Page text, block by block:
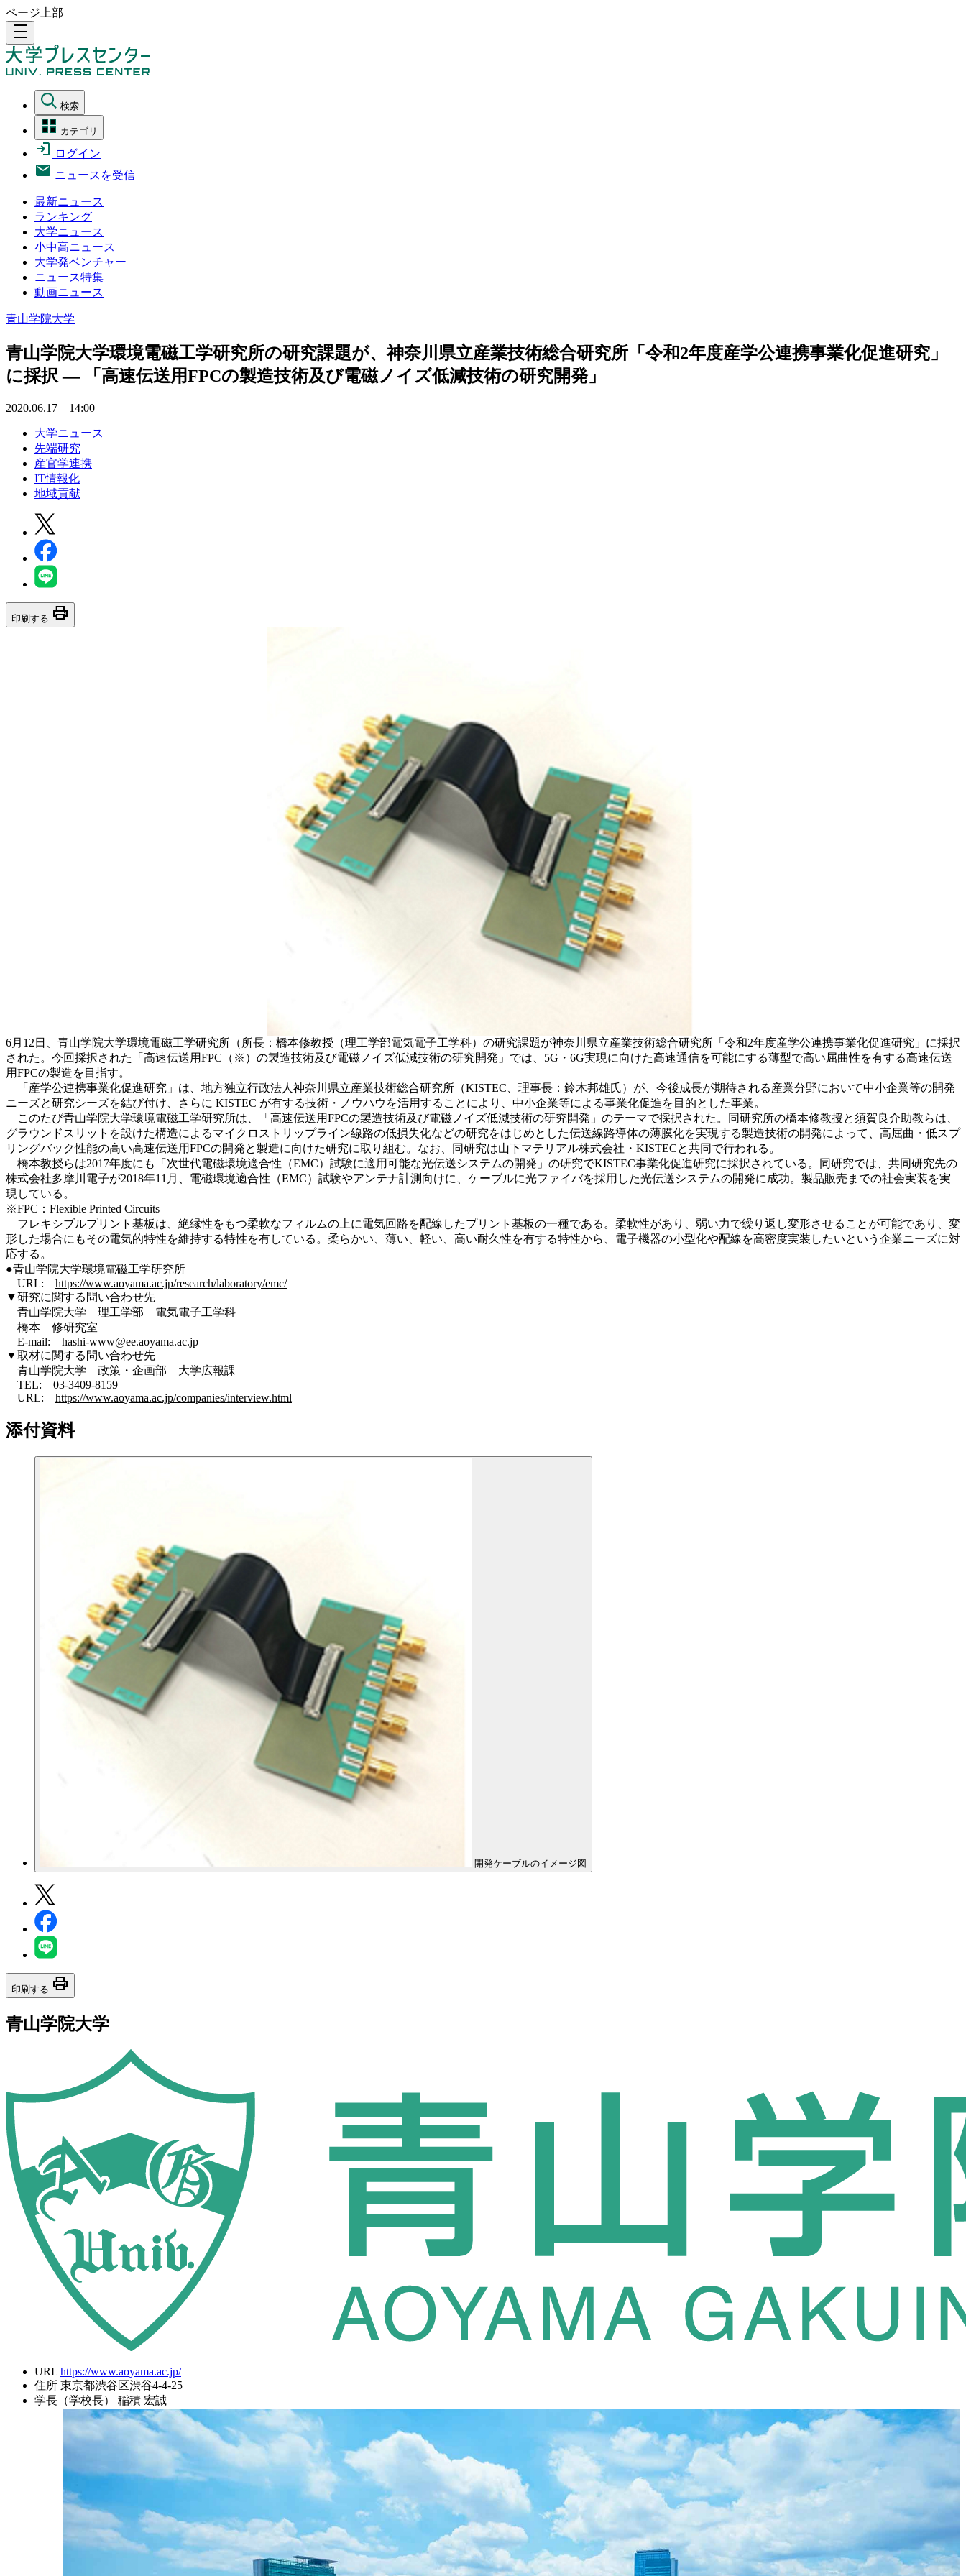
ページ上部
density_medium
検索
カテゴリ
ログイン
ニュースを受信
最新ニュース
ランキング
大学ニュース
小中高ニュース
大学発ベンチャー
ニュース特集
動画ニュース
青山学院大学
青山学院大学環境電磁工学研究所の研究課題が、神奈川県立産業技術総合研究所「令和2年度産学公連携事業化促進研究」
に採択 — 「高速伝送用FPCの製造技術及び電磁ノイズ低減技術の研究開発」
2020.06.17 14:00
大学ニュース
先端研究
産官学連携
IT情報化
地域貢献
印刷する print
6月12日、青山学院大学環境電磁工学研究所（所長：橋本修教授（理工学部電気電子工学科）の研究課題が神奈川県立産業技術総合研究所「令和2年度産学公連携事業化促進研究」に採択
された。今回採択された「高速伝送用FPC（※）の製造技術及び電磁ノイズ低減技術の研究開発」では、5G・6G実現に向けた高速通信を可能にする薄型で高い屈曲性を有する高速伝送
用FPCの製造を目指す。
「産学公連携事業化促進研究」は、地方独立行政法人神奈川県立産業技術総合研究所（KISTEC、理事長：鈴木邦雄氏）が、今後成長が期待される産業分野において中小企業等の開発
ニーズと研究シーズを結び付け、さらに KISTEC が有する技術・ノウハウを活用することにより、中小企業等による事業化促進を目的とした事業。
このたび青山学院大学環境電磁工学研究所は、「高速伝送用FPCの製造技術及び電磁ノイズ低減技術の研究開発」のテーマで採択された。同研究所の橋本修教授と須賀良介助教らは、
グラウンドスリットを設けた構造によるマイクロストリップライン線路の低損失化などの研究をはじめとした伝送線路導体の薄膜化を実現する製造技術の開発によって、高屈曲・低スプ
リングバック性能の高い高速伝送用FPCの開発と製造に向けた研究に取り組む。なお、同研究は山下マテリアル株式会社・KISTECと共同で行われる。
橋本教授らは2017年度にも「次世代電磁環境適合性（EMC）試験に適用可能な光伝送システムの開発」の研究でKISTEC事業化促進研究に採択されている。同研究では、共同研究先の
株式会社多摩川電子が2018年11月、電磁環境適合性（EMC）試験やアンテナ計測向けに、ケーブルに光ファイバを採用した光伝送システムの開発に成功。製品販売までの社会実装を実
現している。
※FPC：Flexible Printed Circuits
フレキシブルプリント基板は、絶縁性をもつ柔軟なフィルムの上に電気回路を配線したプリント基板の一種である。柔軟性があり、弱い力で繰り返し変形させることが可能であり、変
形した場合にもその電気的特性を維持する特性を有している。柔らかい、薄い、軽い、高い耐久性を有する特性から、電子機器の小型化や配線を高密度実装したいという企業ニーズに対
応する。
●青山学院大学環境電磁工学研究所
URL: https://www.aoyama.ac.jp/research/laboratory/emc/
▼研究に関する問い合わせ先
青山学院大学 理工学部 電気電子工学科
橋本 修研究室
E-mail: hashi-www@ee.aoyama.ac.jp
▼取材に関する問い合わせ先
青山学院大学 政策・企画部 大学広報課
TEL: 03-3409-8159
URL: https://www.aoyama.ac.jp/companies/interview.html
添付資料
開発ケーブルのイメージ図
印刷する print
青山学院大学
URL https://www.aoyama.ac.jp/
住所 東京都渋谷区渋谷4-4-25
学長（学校長）
稲積 宏誠